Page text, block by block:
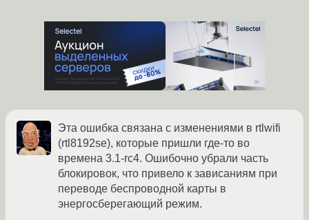
Эта ошибка связана с изменениями в rtlwifi
(rtl8192se), которые пришли где-то во
времена 3.1-rc4. Ошибочно убрали часть
блокировок, что привело к зависаниям при
переводе беспроводной карты в
энергосберегающий режим.